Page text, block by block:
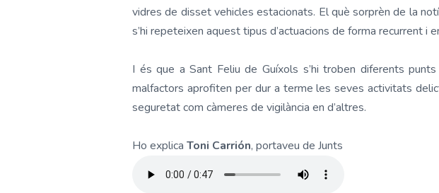
vidres de disset vehicles estacionats. El què sorprèn de la
s’hi repeteixen aquest tipus d’actuacions de forma recurrent i
I és que a Sant Feliu de Guíxols s’hi troben diferents
malfactors aprofiten per dur a terme les seves activitats
seguretat com càmeres de vigilància en d’altres.
Ho explica Toni Carrión, portaveu de Junts